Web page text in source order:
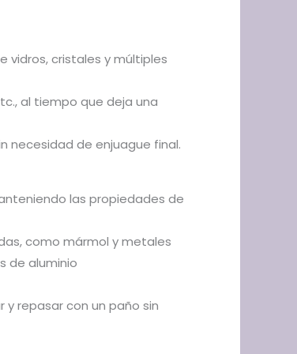
vidros, cristales y múltiples
al tiempo que deja una
necesidad de enjuague final.
las propiedades de
como mármol y metales
de aluminio
y repasar con un paño sin